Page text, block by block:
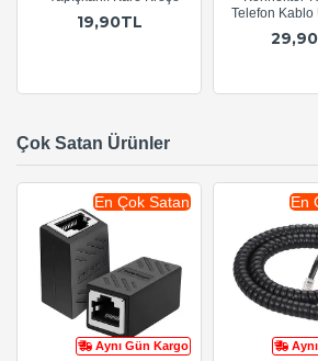
19,90TL
Telefon Kablo
Çok Satan Ürünler
Aynı Gün Kargo
En Çok Satan En